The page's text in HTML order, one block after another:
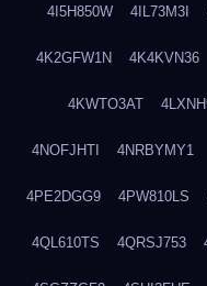
4I5H850W 4IL73M3I
4K2GFW1N 4K4KVN36
4KWTO3AT
4NOFJHTI 4NRBYMY1
4PE2DGG9 4PW810LS
4QL610TS 4QRSJ753